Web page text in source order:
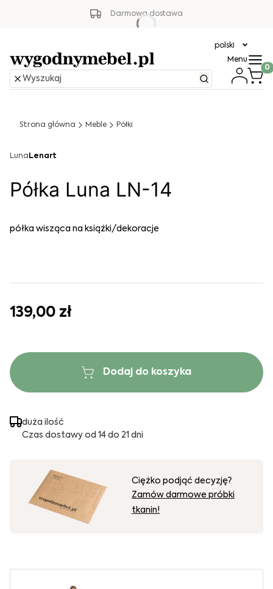
Darmowa dostawa
polski
Menu
Strona główna Meble Półki
Luna Lenart
Półka Luna LN-14
półka wisząca na książki/dekoracje
139,00 zł
Dodaj do koszyka
duża ilość
Czas dostawy od 14 do 21 dni
Ciężko podjąć decyzję?
Zamów darmowe próbki
tkanin!